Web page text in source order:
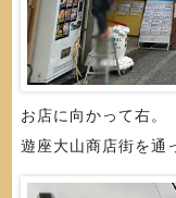
お店に向かって右。
遊座大山商店街を通